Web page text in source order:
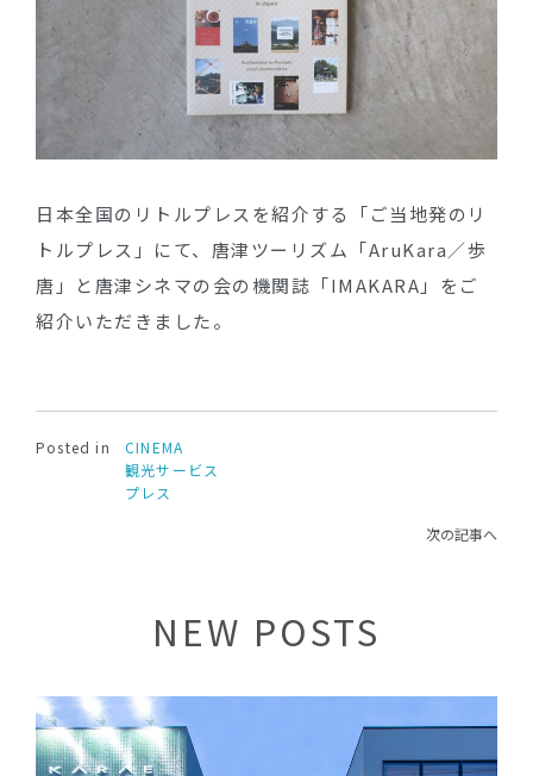
NEW POSTS
日本全国のリトルプレスを紹介する「ご当地発のリ
トルプレス」にて、唐津ツーリズム「AruKara／歩
唐」と唐津シネマの会の機関誌「IMAKARA」をご
紹介いただきました。
Posted in
CINEMA
観光サービス
プレス
次の記事へ